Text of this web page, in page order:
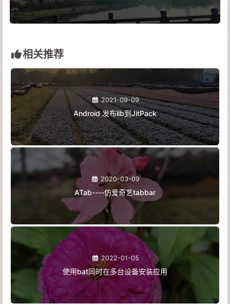
相关推荐
2021-09-09
Android 发布lib到JitPack
2020-03-09
ATab----仿爱奇艺tabbar
2022-01-05
使用bat同时在多台设备安装应用